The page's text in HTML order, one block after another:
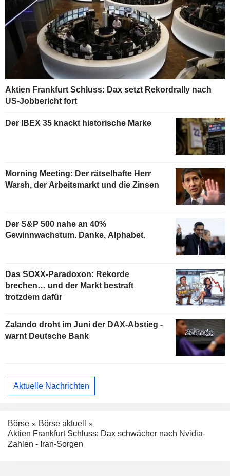
Aktien Frankfurt Schluss: Dax setzt Rekordrally nach
US-Jobbericht fort
Der IBEX 35 knackt historische Marke
Morning Meeting: Der rätselhafte Herr
Warsh, der Arbeitsmarkt und die Zinsen
Der S&P 500 nahe an 40%
Gewinnwachstum. Danke, Alphabet.
Das SOXX-Paradoxon: Rekorde
brechen… und der Markt bestraft
trotzdem dafür
Zalando droht im Juni der DAX-Abstieg -
warnt Deutsche Bank
Aktuelle Nachrichten
Börse
Börse aktuell
Aktien Frankfurt Schluss: Dax schwächer nach Nvidia-
Zahlen - Iran-Sorgen